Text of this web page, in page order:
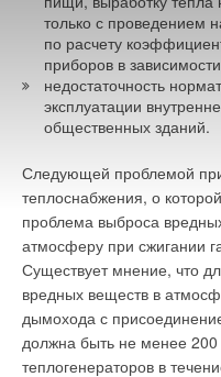
только с проведением
по расчету
приборов в
недостаточность
эксплуатации
общественных зданий.
Следующей проблемой
теплоснабжения, о
проблема выброса
атмосферу при сжигании
Существует мнение, что
вредных веществ в
дымохода с
должна быть не менее 200
теплогенераторов в
нормативными
эксплуатации — это
настенного котла. Котлы
представлены на
оборудования.
Читайте по теме:
→
Инверторные
Thermo: чем
→ Об утилизации
ЖУРНАЛ СОК ИЮНЬ 2026
→
Совершенствование
систем коррекцией
ЖУРНАЛ СОК ИЮНЬ 2026
→